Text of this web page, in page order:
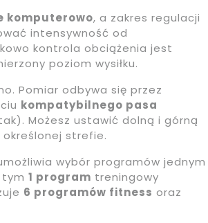
komputerowo, a zakres regulacji
intensywność od
kontrola obciążenia jest
poziom wysiłku.
Pomiar odbywa się przez
kompatybilnego pasa
Możesz ustawić dolną i górną
strefie.
wybór programów jednym
tym 1 program treningowy
6 programów fitness oraz